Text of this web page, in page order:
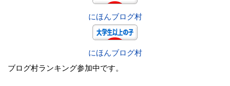
にほんブログ村
にほんブログ村
ブログ村ランキング参加中です。